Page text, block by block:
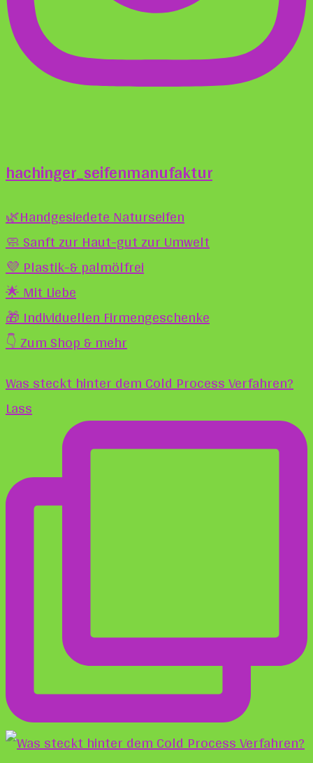
hachinger_seifenmanufaktur
🌿Handgesiedete Naturseifen
🧼 Sanft zur Haut-gut zur Umwelt
💜 Plastik-& palmölfrei
🌟 Mit Liebe
🎁 Individuellen Firmengeschenke
👇 Zum Shop & mehr
Was steckt hinter dem Cold Process Verfahren?
Lass